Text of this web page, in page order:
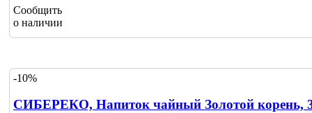
Сообщить
о наличии
-10%
СИБЕРЕКО, Напиток чайный Золотой корень,